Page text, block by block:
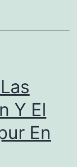
Y El
En